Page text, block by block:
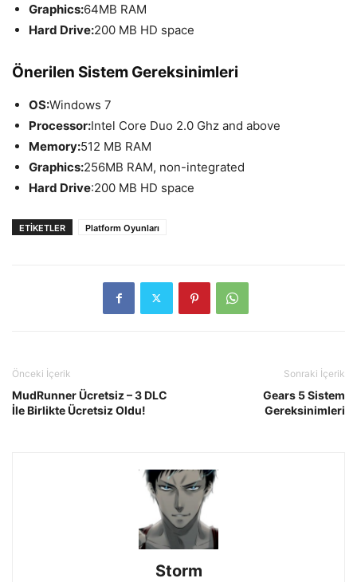
Graphics:64MB RAM
Hard Drive:200 MB HD space
Önerilen Sistem Gereksinimleri
OS:Windows 7
Processor:Intel Core Duo 2.0 Ghz and above
Memory:512 MB RAM
Graphics:256MB RAM, non-integrated
Hard Drive:200 MB HD space
ETIKETLER Platform Oyunları
Önceki İçerik
MudRunner Ücretsiz – 3 DLC
İle Birlikte Ücretsiz Oldu!
Sonraki İçerik
Gears 5 Sistem
Gereksinimleri
Storm